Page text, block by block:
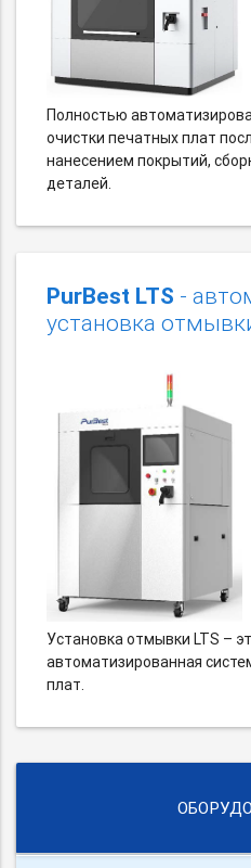
Полностью
очистки печатных плат
нанесением покрытий,
деталей.
PurBest LTS -
установка
Установка отмывки LTS –
автоматизированная
плат.